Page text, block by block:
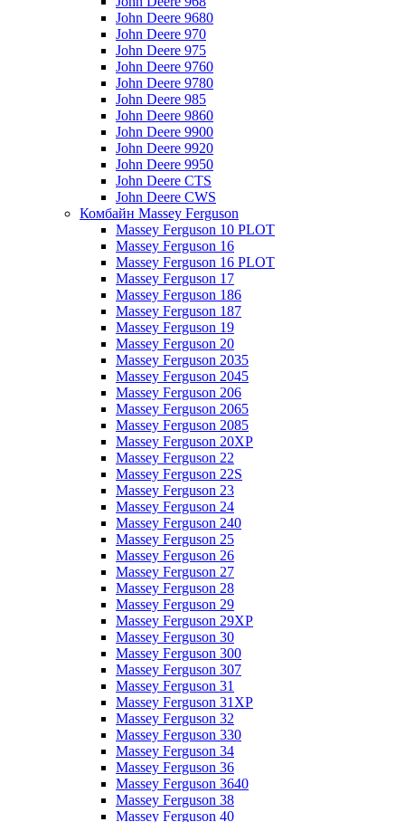
John Deere 9680
John Deere 970
John Deere 975
John Deere 9760
John Deere 9780
John Deere 985
John Deere 9860
John Deere 9900
John Deere 9920
John Deere 9950
John Deere CTS
John Deere CWS
Комбайн Massey Ferguson
Massey Ferguson 10 PLOT
Massey Ferguson 16
Massey Ferguson 16 PLOT
Massey Ferguson 17
Massey Ferguson 186
Massey Ferguson 187
Massey Ferguson 19
Massey Ferguson 20
Massey Ferguson 2035
Massey Ferguson 2045
Massey Ferguson 206
Massey Ferguson 2065
Massey Ferguson 2085
Massey Ferguson 20XP
Massey Ferguson 22
Massey Ferguson 22S
Massey Ferguson 23
Massey Ferguson 24
Massey Ferguson 240
Massey Ferguson 25
Massey Ferguson 26
Massey Ferguson 27
Massey Ferguson 28
Massey Ferguson 29
Massey Ferguson 29XP
Massey Ferguson 30
Massey Ferguson 300
Massey Ferguson 307
Massey Ferguson 31
Massey Ferguson 31XP
Massey Ferguson 32
Massey Ferguson 330
Massey Ferguson 34
Massey Ferguson 36
Massey Ferguson 3640
Massey Ferguson 38
Massey Ferguson 40